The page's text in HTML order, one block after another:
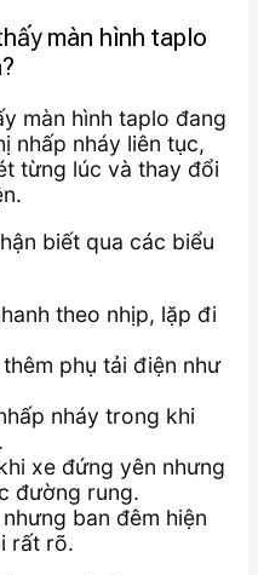
màn hình taplo
màn hình taplo đang
nhấp nháy liên tục,
từng lúc và thay đổi
biết qua các biểu
theo nhịp, lặp đi
phụ tải điện như
nháy trong khi
xe đứng yên nhưng
đường rung.
ban đêm hiện
rất rõ.